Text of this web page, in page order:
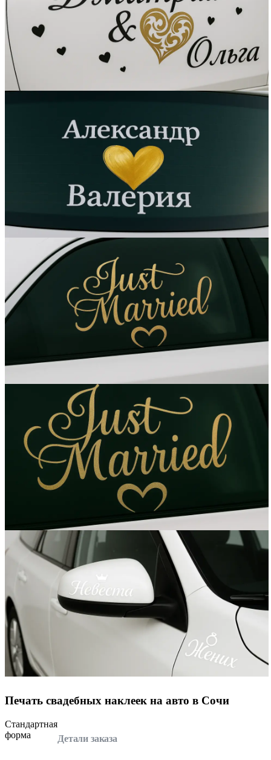
Вакансии
О компании
Написать директору
Печать свадебных наклеек на авто в Сочи
Стандартная
форма
Детали заказа